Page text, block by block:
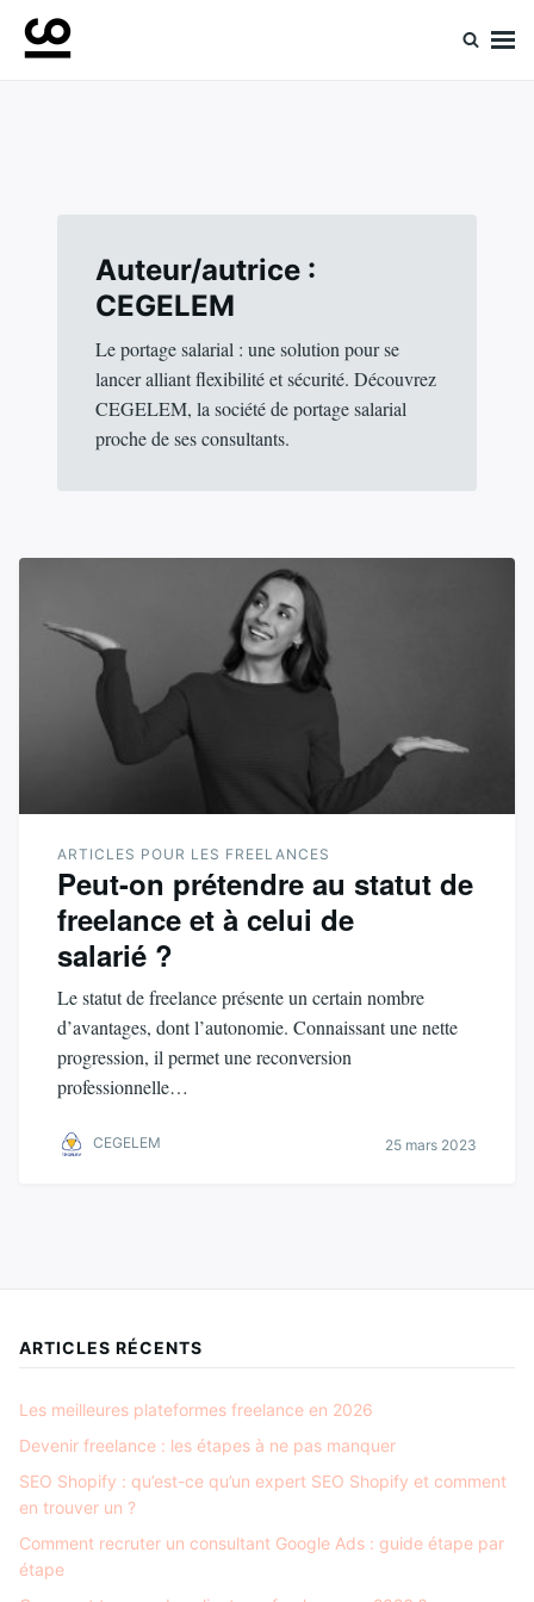
SkipSearch
for:
Auteur/autrice :
CEGELEM
Le portage salarial : une solution pour se
lancer alliant flexibilité et sécurité. Découvrez
CEGELEM, la société de portage salarial
proche de ses consultants.
ARTICLES POUR LES FREELANCES
Peut-on prétendre au statut de
freelance et à celui de
salarié ?
Le statut de freelance présente un certain nombre
d’avantages, dont l’autonomie. Connaissant une nette
progression, il permet une reconversion
professionnelle…
CEGELEM 25 mars 2023
ARTICLES RÉCENTS
Les meilleures plateformes freelance en 2026
Devenir freelance : les étapes à ne pas manquer
SEO Shopify : qu’est-ce qu’un expert SEO Shopify et comment
en trouver un ?
Comment recruter un consultant Google Ads : guide étape par
étape